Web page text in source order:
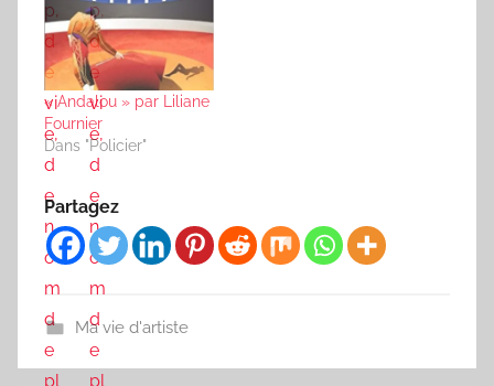
« Andalou » par Liliane
Fournier
Dans "Policier"
Partagez
Ma vie d'artiste